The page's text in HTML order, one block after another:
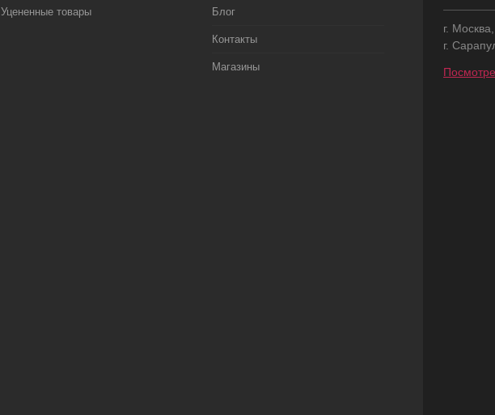
Уцененные товары Блог
Контакты
Магазины
г.
г.